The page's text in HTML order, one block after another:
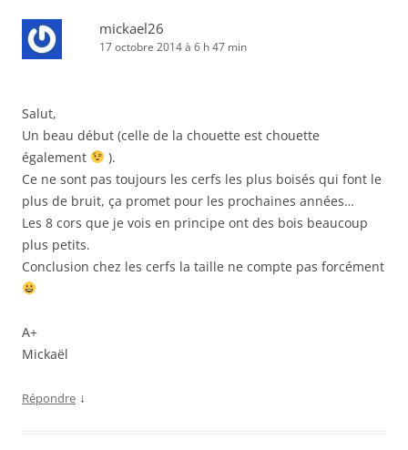
mickael26
17 octobre 2014 à 6 h 47 min
Salut,
Un beau début (celle de la chouette est chouette
également
).
Ce ne sont pas toujours les cerfs les plus boisés qui font le
plus de bruit, ça promet pour les prochaines années…
Les 8 cors que je vois en principe ont des bois beaucoup
plus petits.
Conclusion chez les cerfs la taille ne compte pas forcément
A+
Mickaël
Répondre ↓